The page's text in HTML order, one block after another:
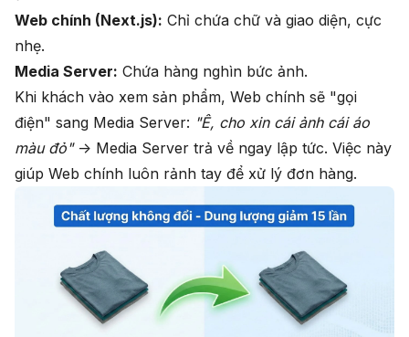
Web chính (Next.js): Chỉ chứa chữ và giao diện, cực
nhẹ.
Media Server: Chứa hàng nghìn bức ảnh.
Khi khách vào xem sản phẩm, Web chính sẽ "gọi
điện" sang Media Server: "Ê, cho xin cái ảnh cái áo
màu đỏ"-> Media Server trả về ngay lập tức. Việc này
giúp Web chính luôn rảnh tay để xử lý đơn hàng.